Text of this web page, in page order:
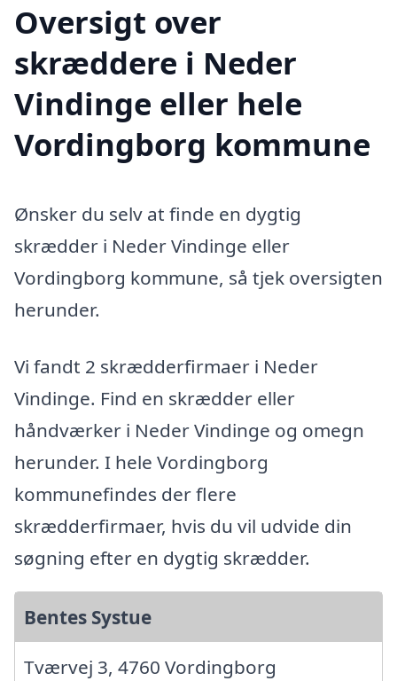
Oversigt over
skræddere i Neder
Vindinge eller hele
Vordingborg kommune
Ønsker du selv at finde en dygtig
skrædder i Neder Vindinge eller
Vordingborg kommune, så tjek oversigten
herunder.
Vi fandt 2 skrædderfirmaer i Neder
Vindinge. Find en skrædder eller
håndværker i Neder Vindinge og omegn
herunder. I hele Vordingborg
kommunefindes der flere
skrædderfirmaer, hvis du vil udvide din
søgning efter en dygtig skrædder.
Bentes Systue
Tværvej 3, 4760 Vordingborg